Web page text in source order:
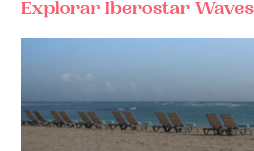
Explorar Iberostar Waves